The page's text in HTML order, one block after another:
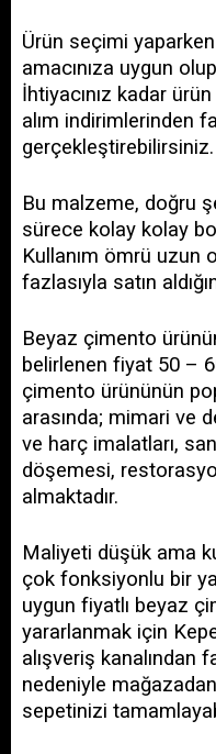
Ürün seçimi
amacınıza uygun
İhtiyacınız kadar
alım indirimlerinden
gerçekleştirebilirsiniz.
Bu malzeme, doğru
sürece kolay kolay
Kullanım ömrü uzun
fazlasıyla satın
Beyaz çimento
belirlenen fiyat 50 –
çimento ürününün
arasında; mimari ve
ve harç imalatları,
döşemesi,
almaktadır.
Maliyeti düşük ama
çok fonksiyonlu bir
uygun fiyatlı beyaz
yararlanmak için
alışveriş kanalından
nedeniyle
sepetinizi